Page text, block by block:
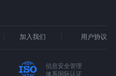
加入我们 用户协议
信息安全管理
体系国际认证